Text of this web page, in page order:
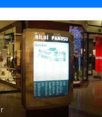
Tak Tabela